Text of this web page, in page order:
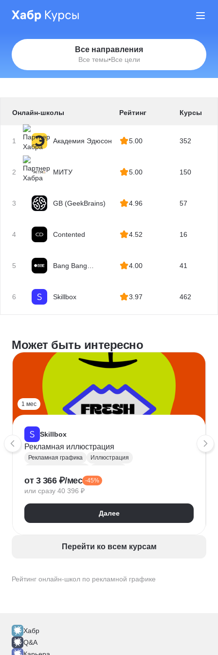
Все направления
Все темы•Все цели
Рейтинг онлайн-школ по рекламной графике
Онлайн-школы Рейтинг Курсы
1 Академия Эдюсон 5.00 352
2 МИТУ 5.00 150
3 GB (GeekBrains) 4.96 57
4 Contented 4.52 16
5
Bang Bang
4.00 41
6 Skillbox 3.97 462
Может быть интересно
1 мес
Skillbox
Рекламная иллюстрация
Рекламная графика
Иллюстрация
Adobe Illustrator
Коммерческая иллюстрация
After Effects
InDesign
Создание креативных концепций
от 3 366 ₽/мес -45%
или сразу 40 396 ₽
Далее
Перейти ко всем курсам
Хабр
Q&A